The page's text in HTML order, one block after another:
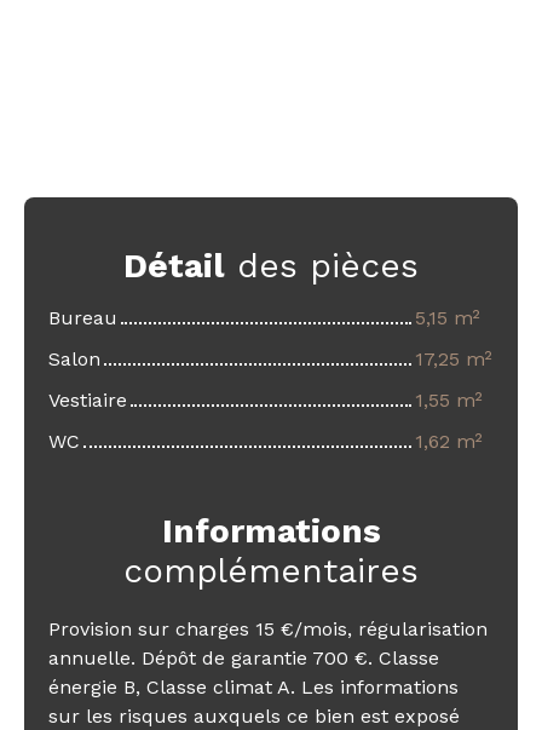
Détail des pièces
Bureau
5,15 m²
Salon
17,25 m²
Vestiaire
1,55 m²
WC
1,62 m²
Informations
complémentaires
Provision sur charges 15 €/mois, régularisation
annuelle. Dépôt de garantie 700 €. Classe
énergie B, Classe climat A. Les informations
sur les risques auxquels ce bien est exposé